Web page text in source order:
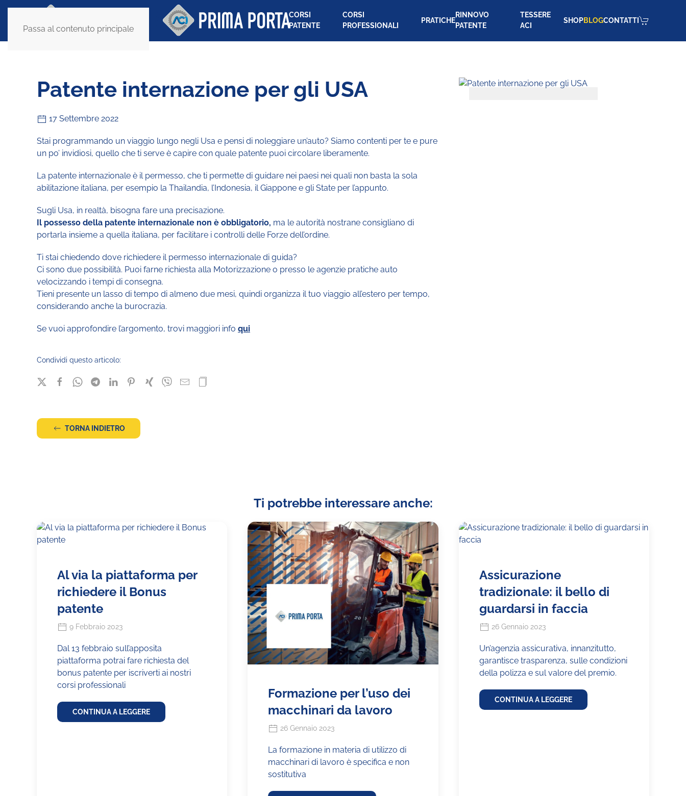
Passa al contenuto principale
CORSI
PATENTE
CORSI
PROFESSIONALI
PRATICHE
RINNOVO
PATENTE
TESSERE
ACI
SHOPBLOGCONTATTI
Patente internazione per gli USA
17 Settembre 2022
Stai programmando un viaggio lungo negli Usa e pensi di noleggiare un’auto? Siamo contenti per te e pure
un po’ invidiosi, quello che ti serve è capire con quale patente puoi circolare liberamente.
La patente internazionale è il permesso, che ti permette di guidare nei paesi nei quali non basta la sola
abilitazione italiana, per esempio la Thailandia, l’Indonesia, il Giappone e gli State per l’appunto.
Sugli Usa, in realtà, bisogna fare una precisazione.
Il possesso della patente internazionale non è obbligatorio, ma le autorità nostrane consigliano di
portarla insieme a quella italiana, per facilitare i controlli delle Forze dell’ordine.
Ti stai chiedendo dove richiedere il permesso internazionale di guida?
Ci sono due possibilità. Puoi farne richiesta alla Motorizzazione o presso le agenzie pratiche auto
velocizzando i tempi di consegna.
Tieni presente un lasso di tempo di almeno due mesi, quindi organizza il tuo viaggio all’estero per tempo,
considerando anche la burocrazia.
Se vuoi approfondire l’argomento, trovi maggiori info qui
Condividi questo articolo:
TORNA INDIETRO
Ti potrebbe interessare anche:
Al via la piattaforma per
richiedere il Bonus
patente
9 Febbraio 2023
Dal 13 febbraio sull’apposita
piattaforma potrai fare richiesta del
bonus patente per iscriverti ai nostri
corsi professionali
CONTINUA A LEGGERE
Formazione per l’uso dei
macchinari da lavoro
26 Gennaio 2023
La formazione in materia di utilizzo di
macchinari di lavoro è specifica e non
sostitutiva
Assicurazione
tradizionale: il bello di
guardarsi in faccia
26 Gennaio 2023
Un’agenzia assicurativa, innanzitutto,
garantisce trasparenza, sulle condizioni
della polizza e sul valore del premio.
CONTINUA A LEGGERE